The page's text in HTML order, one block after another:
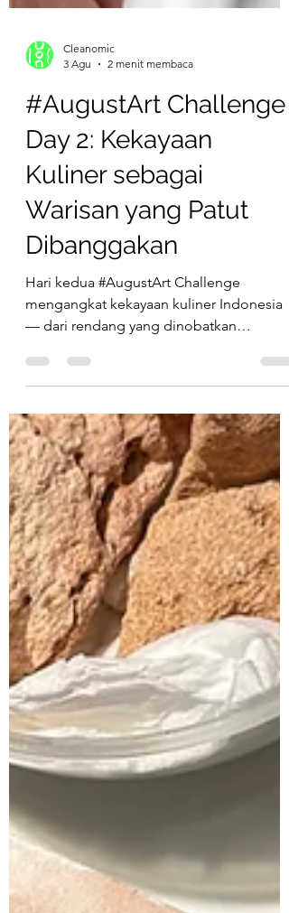
Cleanomic
3 Agu
2 menit membaca
#AugustArt Challenge
Day 2: Kekayaan
Kuliner sebagai
Warisan yang Patut
Dibanggakan
Hari kedua #AugustArt Challenge
mengangkat kekayaan kuliner Indonesia
dari hutan Kalimantan, blue diet pesisir,
hingga eksplorasi plant-based lokal.
Menikmati variasi pangan seperti ini
adalah privilese besar sebagai orang
Indonesia. Simak juga rekomendasi akun-
akun yang aktif mengeksplor biodiversitas
pangan Nusantara, dari sains hingga fine
dining, dan ikut berbagi akun favoritmu di
kolom komentar.